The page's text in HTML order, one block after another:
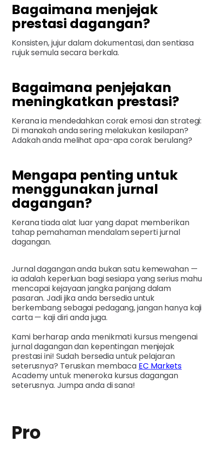
Bagaimana menjejak
prestasi dagangan?
Konsisten, jujur dalam dokumentasi, dan sentiasa
rujuk semula secara berkala.
Bagaimana penjejakan
meningkatkan prestasi?
Kerana ia mendedahkan corak emosi dan strategi:
Di manakah anda sering melakukan kesilapan?
Adakah anda melihat apa-apa corak berulang?
Mengapa penting untuk
menggunakan jurnal
dagangan?
Kerana tiada alat luar yang dapat memberikan
tahap pemahaman mendalam seperti jurnal
dagangan.
Jurnal dagangan anda bukan satu kemewahan —
ia adalah keperluan bagi sesiapa yang serius mahu
mencapai kejayaan jangka panjang dalam
pasaran. Jadi jika anda bersedia untuk
berkembang sebagai pedagang, jangan hanya kaji
carta — kaji diri anda juga.
Kami berharap anda menikmati kursus mengenai
jurnal dagangan dan kepentingan menjejak
prestasi ini! Sudah bersedia untuk pelajaran
seterusnya? Teruskan membaca EC Markets
Academy untuk meneroka kursus dagangan
seterusnya. Jumpa anda di sana!
Pro